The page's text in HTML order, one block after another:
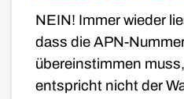
NEIN! Immer wieder
dass die APN-
übereinstimmen
entspricht nicht der